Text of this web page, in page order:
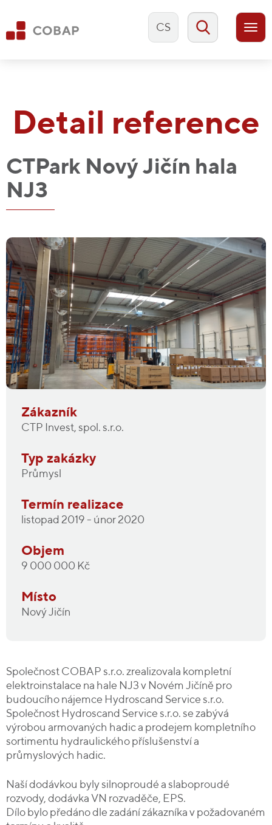
CS
Detail reference
CTPark Nový Jičín hala
NJ3
Zákazník
CTP Invest, spol. s.r.o.
Typ zakázky
Průmysl
Termín realizace
listopad 2019 - únor 2020
Objem
9 000 000 Kč
Místo
Nový Jičín
Společnost COBAP s.r.o. zrealizovala kompletní
elektroinstalace na hale NJ3 v Novém Jičíně pro
budoucího nájemce Hydroscand Service s.r.o.
Společnost Hydroscand Service s.r.o. se zabývá
výrobou armovaných hadic a prodejem kompletního
sortimentu hydraulického příslušenství a
průmyslových hadic.
Naší dodávkou byly silnoproudé a slaboproudé
rozvody, dodávka VN rozvaděče, EPS.
Dílo bylo předáno dle zadání zákazníka v požadovaném